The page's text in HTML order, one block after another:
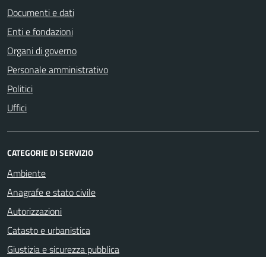
Documenti e dati
Enti e fondazioni
Organi di governo
Personale amministrativo
Politici
Uffici
CATEGORIE DI SERVIZIO
Ambiente
Anagrafe e stato civile
Autorizzazioni
Catasto e urbanistica
Giustizia e sicurezza pubblica